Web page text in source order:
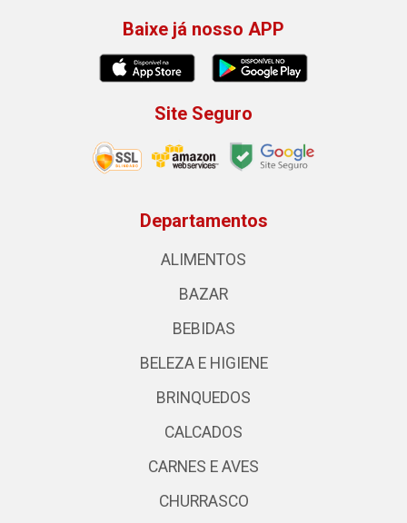
Baixe já nosso APP
Site Seguro
Departamentos
ALIMENTOS
BAZAR
BEBIDAS
BELEZA E HIGIENE
BRINQUEDOS
CALCADOS
CARNES E AVES
CHURRASCO